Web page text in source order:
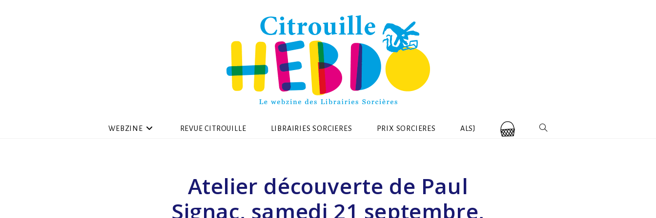
WEBZINE REVUE CITROUILLE LIBRAIRIES SORCIERES PRIX SORCIERES ALSJ
Atelier découverte de Paul
Signac, samedi 21 septembre,